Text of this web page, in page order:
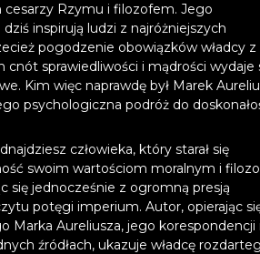
cesarzy Rzymu i filozofem. Jego
inspirują ludzi z najróżniejszych
pogodzenie obowiązków władcy z
cnót sprawiedliwości i mądrości wydaje
Kim więc naprawdę był Marek
psychologiczna podróż do
człowieka, który starał się
swoim wartościom moralnym i
się jednocześnie z ogromną presją
potęgi imperium. Autor, opierając
Marka Aureliusza, jego korespondencji
źródłach, ukazuje władcę